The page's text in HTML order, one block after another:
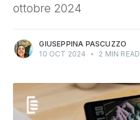
ottobre 2024
GIUSEPPINA PASCUZZO
10 OCT 2024
• 2 MIN READ